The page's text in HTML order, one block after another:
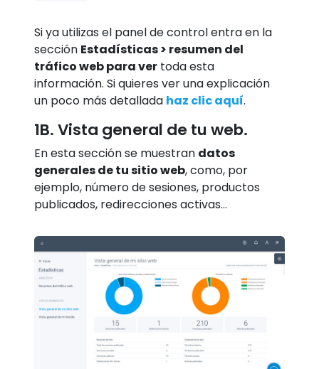
Si ya utilizas el panel de control entra en la
sección Estadísticas > resumen del
tráfico web para ver toda esta
información. Si quieres ver una explicación
un poco más detallada haz clic aquí.
1B. Vista general de tu web.
En esta sección se muestran datos
generales de tu sitio web, como, por
ejemplo, número de sesiones, productos
publicados, redirecciones activas…